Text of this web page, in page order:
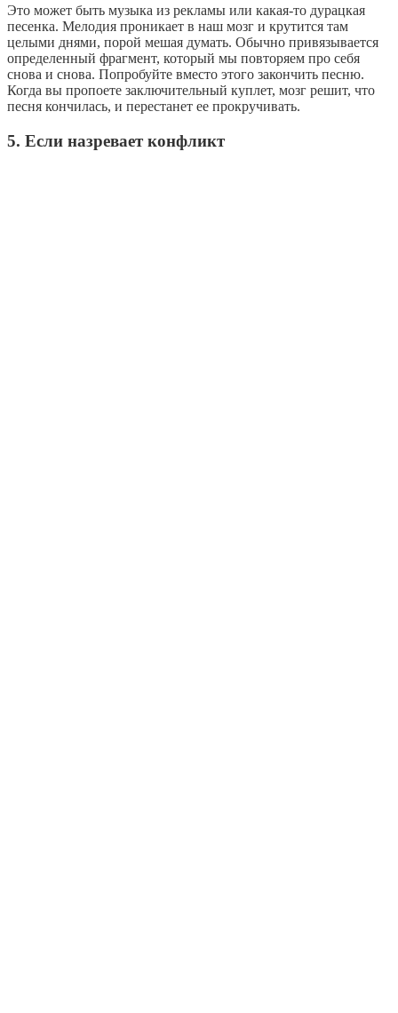
Это может быть музыка из рекламы или какая-то дурацкая
песенка. Мелодия проникает в наш мозг и крутится там
целыми днями, порой мешая думать. Обычно привязывается
определенный фрагмент, который мы повторяем про себя
снова и снова. Попробуйте вместо этого закончить песню.
Когда вы пропоете заключительный куплет, мозг решит, что
песня кончилась, и перестанет ее прокручивать.
5. Если назревает конфликт